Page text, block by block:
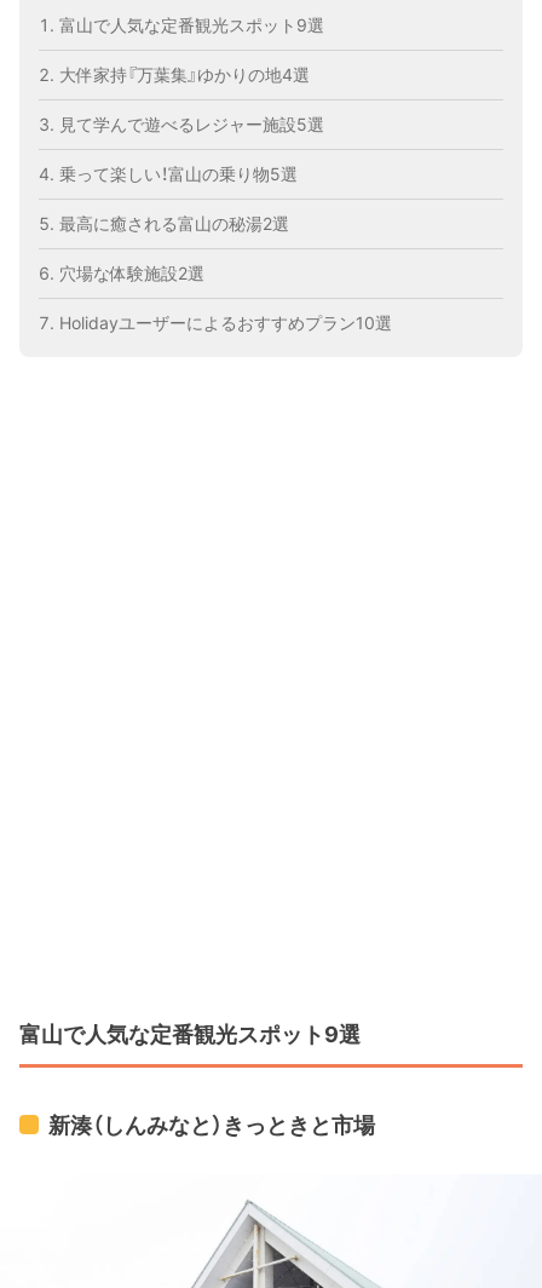
富山で人気な定番観光スポット9選
大伴家持『万葉集』ゆかりの地4選
見て学んで遊べるレジャー施設5選
乗って楽しい！富山の乗り物5選
最高に癒される富山の秘湯2選
穴場な体験施設2選
Holidayユーザーによるおすすめプラン10選
富山で人気な定番観光スポット9選
新湊（しんみなと）きっときと市場